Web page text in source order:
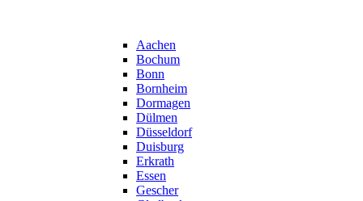
Aachen
Bochum
Bonn
Bornheim
Dormagen
Dülmen
Düsseldorf
Duisburg
Erkrath
Essen
Gescher